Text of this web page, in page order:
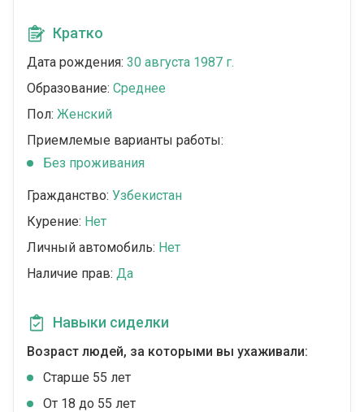
Кратко
Дата рождения: 30 августа 1987 г.
Образование: Среднее
Пол: Женский
Приемлемые варианты работы:
Без проживания
Гражданство: Узбекистан
Курение: Нет
Личный автомобиль: Нет
Наличие прав: Да
Навыки сиделки
Возраст людей, за которыми вы ухаживали:
Cтарше 55 лет
От 18 до 55 лет